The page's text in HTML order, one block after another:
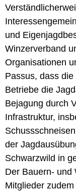
und
Winzerverband
Organisationen
Passus, dass
Betriebe die
Bejagung durch
Infrastruktur,
der
Schwarzwild in
Der Bauern- und
Mitglieder